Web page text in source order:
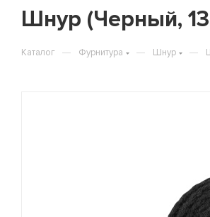
Шнур (Черный,
Каталог — Фурнитура — Шнур —